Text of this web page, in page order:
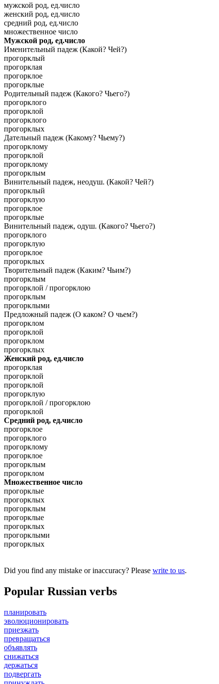
мужской род, ед.число
женский род, ед.число
средний род, ед.число
множественное число
Мужской род, ед.число
Именительный падеж (Какой? Чей?)
прогорклый
прогорклая
прогорклое
прогорклые
Родительный падеж (Какого? Чьего?)
прогорклого
прогорклой
прогорклого
прогорклых
Дательный падеж (Какому? Чьему?)
прогорклому
прогорклой
прогорклому
прогорклым
Винительный падеж, неодуш. (Какой? Чей?)
прогорклый
прогорклую
прогорклое
прогорклые
Винительный падеж, одуш. (Какого? Чьего?)
прогорклого
прогорклую
прогорклое
прогорклых
Творительный падеж (Каким? Чьим?)
прогорклым
прогорклой / прогорклою
прогорклым
прогорклыми
Предложный падеж (О каком? О чьем?)
прогорклом
прогорклой
прогорклом
прогорклых
Женский род, ед.число
прогорклая
прогорклой
прогорклой
прогорклую
прогорклой / прогорклою
прогорклой
Средний род, ед.число
прогорклое
прогорклого
прогорклому
прогорклое
прогорклым
прогорклом
Множественное число
прогорклые
прогорклых
прогорклым
прогорклые
прогорклых
прогорклыми
прогорклых
Did you find any mistake or inaccuracy? Please write to us.
Popular Russian verbs
планировать
эволюционировать
приезжать
превращаться
объявлять
снижаться
держаться
подвергать